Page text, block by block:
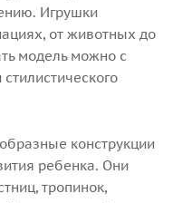
Игрушки
от животных до
модель можно с
конструкции
ребенка. Они
тропинок,